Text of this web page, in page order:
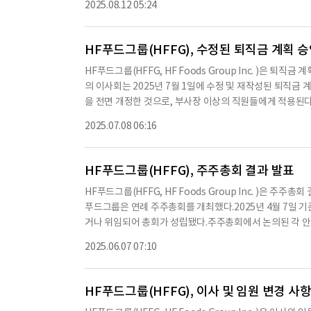
0% 증가했다.조정된 EBITDA는 1,380만 달러로, 지난해
순이익(EPS)은 0.02달러로, 지난해 같은 기간의 0.00달
간의 0.04달러에서 증가했다.HF푸드그룹의 CEO인 펠
다"며, "우리의 결과는 변동성이 큰 거시 경제 환경 속에
모멘텀을 보여준다"고 말했다.2025년 2분기 동안 순매
50만 달러 증가했다.이 증가는 주로 육류 및 가금류와 해
러로, 지난해 같은 기간의 5,250만 달러에 비해 270만 달
2025.08.12 05:24
HF푸드그룹(HFFG), 수정된 퇴직금 계획
HF푸드그룹(HFFG, HF Foods Group Inc. )은 퇴직금 계
의 이사회는 2025년 7월 1일에 수정 및 재작성된 퇴직금
을 전면 개정한 것으로, 부사장 이상의 직원들에게 적용
발생하기 전 6개월에서 12개월 사이에 퇴사하는 경우에
'변경 통제' 사건에서 기존 이사회 구성원이 다수인 경우
직금 지급 시기가 월별 분할 지급에서 60일 이내의 일시
표 보너스 지급이 가능해졌다.이 계획의 세부 사항은 첨
와 의무는 계획의 조항에 따라 결정된다고 밝혔다.이 계
서 지급된다.퇴직금 지급은 연방 및 주 세법에 따라 조정
약서 및 청구 포기 서명 및 철회하지 않아야 한다.이 계획
2025.07.08 06:16
HF푸드그룹(HFFG), 주주총회 결과 발표
HF푸드그룹(HFFG, HF Foods Group Inc. )은 주주총회
푸드그룹은 연례 주주총회를 개최했다.2025년 4월 7일
거나 위임되어 총회가 성립됐다.주주총회에서 논의된 각
선출 안건의 최종 투표 결과는 다음과 같다.Xi "Felix"
며, 8,300,290표는 중개인 비투표로 처리됐다.Maria
며, 8,300,290표는 중개인 비투표로 처리됐다.Richard
으며, 8,300,290표는 중개인 비투표로 처리됐다.두 번째
2025.06.07 07:10
HF푸드그룹(HFFG), 이사 및 임원 변경 사항